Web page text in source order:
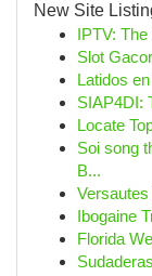
New Site
IPTV: The
Slot
Latidos
SIAP4DI:
Locate
Soi song
B...
Ibogaine
Florida